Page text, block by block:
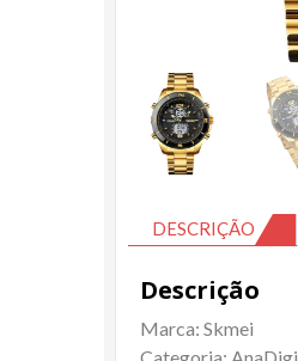
DESCRIÇÃO
Descrição
Marca: Skmei